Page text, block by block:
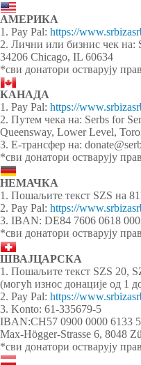
АМЕРИКА
1. Pay Pal: https://
2. Лични или бизнис чек на:
34206 Chicago, IL 60634
*сви донатори остварују
КАНАДА
1. Pay Pal: https://
2. Путем чека на: Serbs for
Queensway, Lower Level,
3. Е-трансфер на:
*сви донатори остварују
НЕМАЧКА
1. Пошаљите текст SZS на
2. Pay Pal: https://
3. IBAN: DE84 7606 0618
*сви донатори остварују
ШВАЈЦАРСКА
1. Пошаљите текст SZS 20,
(могућ износ донације од 1
2. Pay Pal: https://
3. Konto: 61-335679-5
IBAN:CH57 0900 0000 6133
Max-Högger-Strasse 6, 8048
*сви донатори остварују